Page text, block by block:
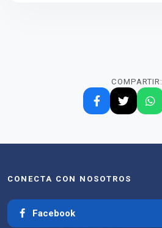
COMPARTIR:
CONECTA CON NOSOTROS
Facebook